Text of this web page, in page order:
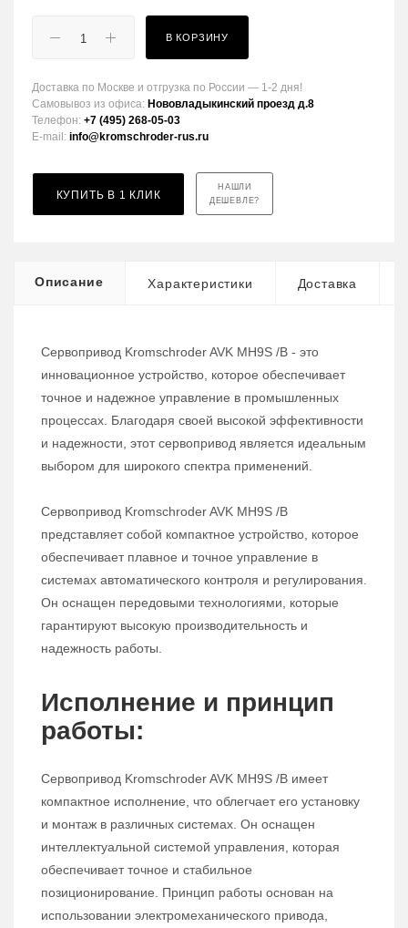
В КОРЗИНУ
Доставка по Москве и отгрузка по России — 1-2 дня!
Самовывоз из офиса: Нововладыкинский проезд д.8
Телефон: +7 (495) 268-05-03
E-mail: info@kromschroder-rus.ru
КУПИТЬ В 1 КЛИК
НАШЛИ
ДЕШЕВЛЕ?
Описание Характеристики Доставка
Сервопривод Kromschroder AVK MH9S /B - это
инновационное устройство, которое обеспечивает
точное и надежное управление в промышленных
процессах. Благодаря своей высокой эффективности
и надежности, этот сервопривод является идеальным
выбором для широкого спектра применений.
Сервопривод Kromschroder AVK MH9S /B
представляет собой компактное устройство, которое
обеспечивает плавное и точное управление в
системах автоматического контроля и регулирования.
Он оснащен передовыми технологиями, которые
гарантируют высокую производительность и
надежность работы.
Исполнение и принцип
работы:
Сервопривод Kromschroder AVK MH9S /B имеет
компактное исполнение, что облегчает его установку
и монтаж в различных системах. Он оснащен
интеллектуальной системой управления, которая
обеспечивает точное и стабильное
позиционирование. Принцип работы основан на
использовании электромеханического привода,